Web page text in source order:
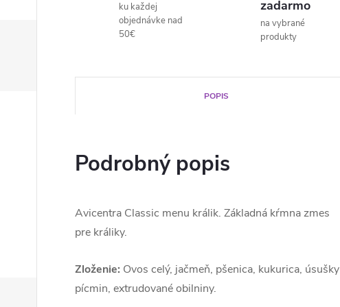
ku každej
objednávke nad
50€
zadarmo
na vybrané
produkty
POPIS
Podrobný popis
Avicentra Classic menu králik. Základná kŕmna zmes
pre králiky.
Zloženie: Ovos celý, jačmeň, pšenica, kukurica, úsušky
pícmin, extrudované obilniny.